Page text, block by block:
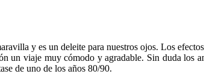
y es un deleite para nuestros ojos. Los
un viaje muy cómodo y agradable. Sin duda los
de uno de los años 80/90.